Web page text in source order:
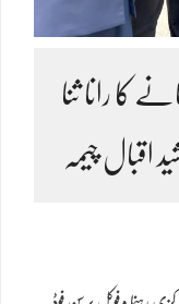
کا رانا ثنا
اقبال چیمہ